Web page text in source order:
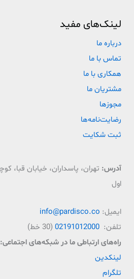
لینک‌های مفید
درباره ما
تماس با ما
همکاری با ما
مشتریان ما
مجوزها
رضایت‌نامه‌ها
ثبت شکایت
آدرس:
اول
ایمیل: info@pardisco.co
تلفن: 02191012000 (30 خط)
راه‌‌های ارتباطی ما در شبکه‌های اجتماعی:
لینکدین
تلگرام